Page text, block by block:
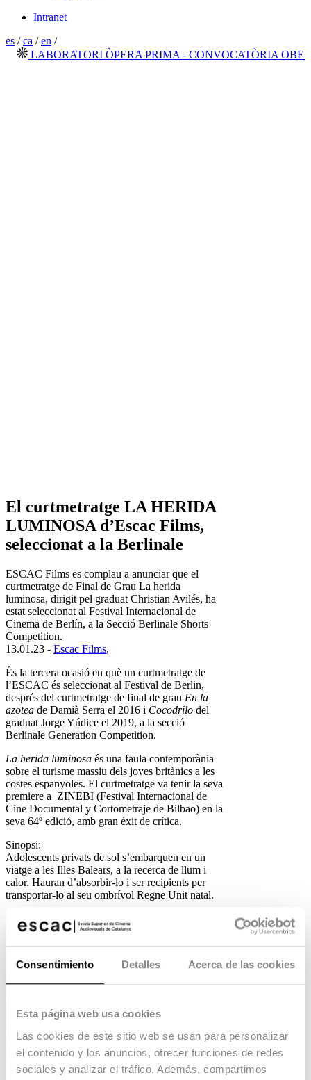
Consentimiento Detalles Acerca de las cookies
Esta página web usa cookies
Las cookies de este sitio web se usan para personalizar
el contenido y los anuncios, ofrecer funciones de redes
sociales y analizar el tráfico. Además, compartimos
Intranet
es /ca /en /
LABORATORI ÒPERA PRIMA - CONVOCATÒRIA OBERTA
El curtmetratge LA HERIDA
LUMINOSA d’Escac Films,
seleccionat a la Berlinale
ESCAC Films es complau a anunciar que el
curtmetratge de Final de Grau La herida
luminosa, dirigit pel graduat Christian Avilés, ha
estat seleccionat al Festival Internacional de
Cinema de Berlín, a la Secció Berlinale Shorts
Competition.
13.01.23 - Escac Films,
És la tercera ocasió en què un curtmetratge de
l’ESCAC és seleccionat al Festival de Berlin,
després del curtmetratge de final de grau En la
azotea de Damià Serra el 2016 i Cocodrilo del
graduat Jorge Yúdice el 2019, a la secció
Berlinale Generation Competition.
La herida luminosa és una faula contemporània
sobre el turisme massiu dels joves britànics a les
costes espanyoles. El curtmetratge va tenir la seva
premiere a ZINEBI (Festival Internacional de
Cine Documental y Cortometraje de Bilbao) en la
seva 64º edició, amb gran èxit de crítica.
Sinopsi:
Adolescents privats de sol s’embarquen en un
viatge a les Illes Balears, a la recerca de llum i
calor. Hauran d’absorbir-lo i ser recipients per
transportar-lo al seu ombrívol Regne Unit natal.